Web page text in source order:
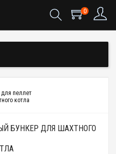
0
для пеллет
котла
БУНКЕР ДЛЯ ШАХТНОГО